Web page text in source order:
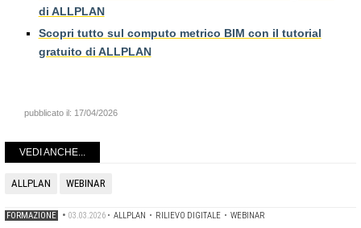
di ALLPLAN
Scopri tutto sul computo metrico BIM con il tutorial
gratuito di ALLPLAN
pubblicato il: 17/04/2026
VEDI ANCHE...
ALLPLAN WEBINAR
FORMAZIONE • 03.03.2026 • ALLPLAN • RILIEVO DIGITALE • WEBINAR